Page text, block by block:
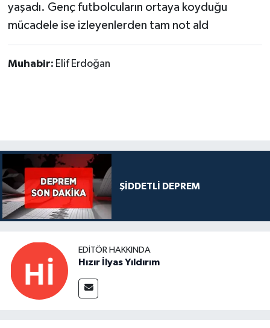
yaşadı. Genç futbolcuların ortaya koyduğu
mücadele ise izleyenlerden tam not ald
Muhabir: Elif Erdoğan
ŞİDDETLİ DEPREM
EDITÖR HAKKINDA
Hızır İlyas Yıldırım